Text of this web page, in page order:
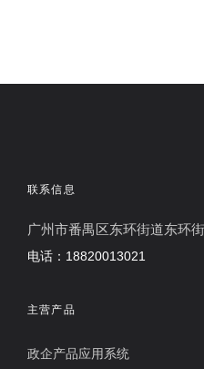
联系信息
广州市番禺区东环街道东环
电话：18820013021
主营产品
政企产品应用系统